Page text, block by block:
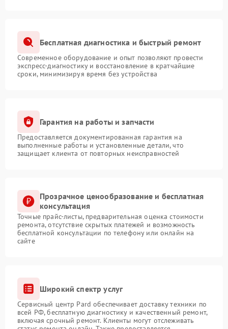
Бесплатная диагностика и быстрый ремонт
Современное оборудование и опыт позволяют провести
экспресс-диагностику и восстановление в кратчайшие
сроки, минимизируя время без устройства
Гарантия на работы и запчасти
Предоставляется документированная гарантия на
выполненные работы и установленные детали, что
защищает клиента от повторных неисправностей
Прозрачное ценообразование и бесплатная
консультация
Точные прайс-листы, предварительная оценка стоимости
ремонта, отсутствие скрытых платежей и возможность
бесплатной консультации по телефону или онлайн на
сайте
Широкий спектр услуг
Сервисный центр Pard обеспечивает доставку техники по
всей РФ, бесплатную диагностику и качественный ремонт,
включая срочный ремонт. Клиенты могут отслеживать